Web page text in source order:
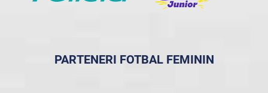
PARTENERI FOTBAL FEMININ